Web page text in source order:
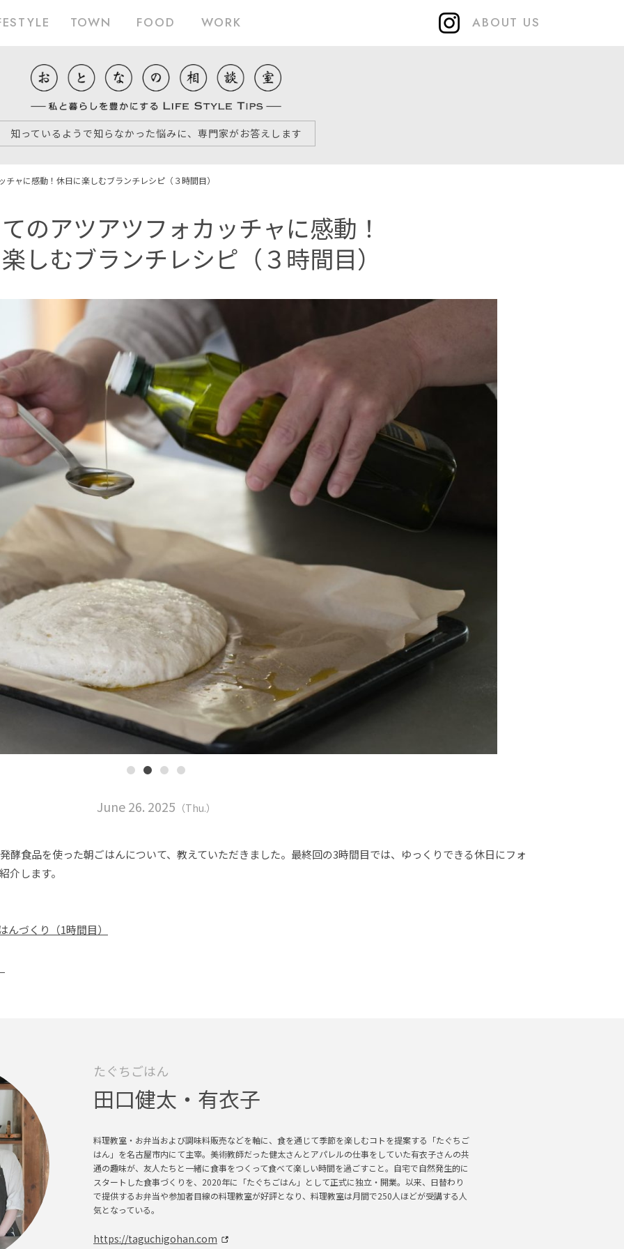
TOWN FOOD WORK ABOUT US
知っているようで知らなかった悩みに、専門家がお答えします
チャに感動！ 休日に楽しむブランチレシピ（３時間目）
のアツアツフォカッチャに感動！
しむブランチレシピ（３時間目）
June 26. 2025 （Thu.）
酵食品を使った朝ごはんについて、教えていただきました。最終回の3時間目では、ゆっくりできる休日にフォ
介します。
づくり（1時間目）
たぐちごはん
田口健太・有衣子
料理教室・お弁当および調味料販売などを軸に、食を通じて季節を楽しむコトを提案する「たぐちご
はん」を名古屋市内にて主宰。美術教師だった健太さんとアパレルの仕事をしていた有衣子さんの共
通の趣味が、友人たちと一緒に食事をつくって食べて楽しい時間を過ごすこと。自宅で自然発生的に
スタートした食事づくりを、2020年に「たぐちごはん」として正式に独立・開業。以来、日替わり
で提供するお弁当や参加者目線の料理教室が好評となり、料理教室は月間で250人ほどが受講する人
気となっている。
https://taguchigohan.com